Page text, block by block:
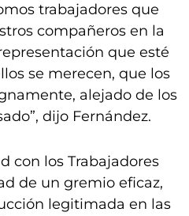
trabajadores que
compañeros en la
que esté
se merecen, que los
alejado de los
dijo Fernández.
con los Trabajadores
de un gremio eficaz,
legitimada en las